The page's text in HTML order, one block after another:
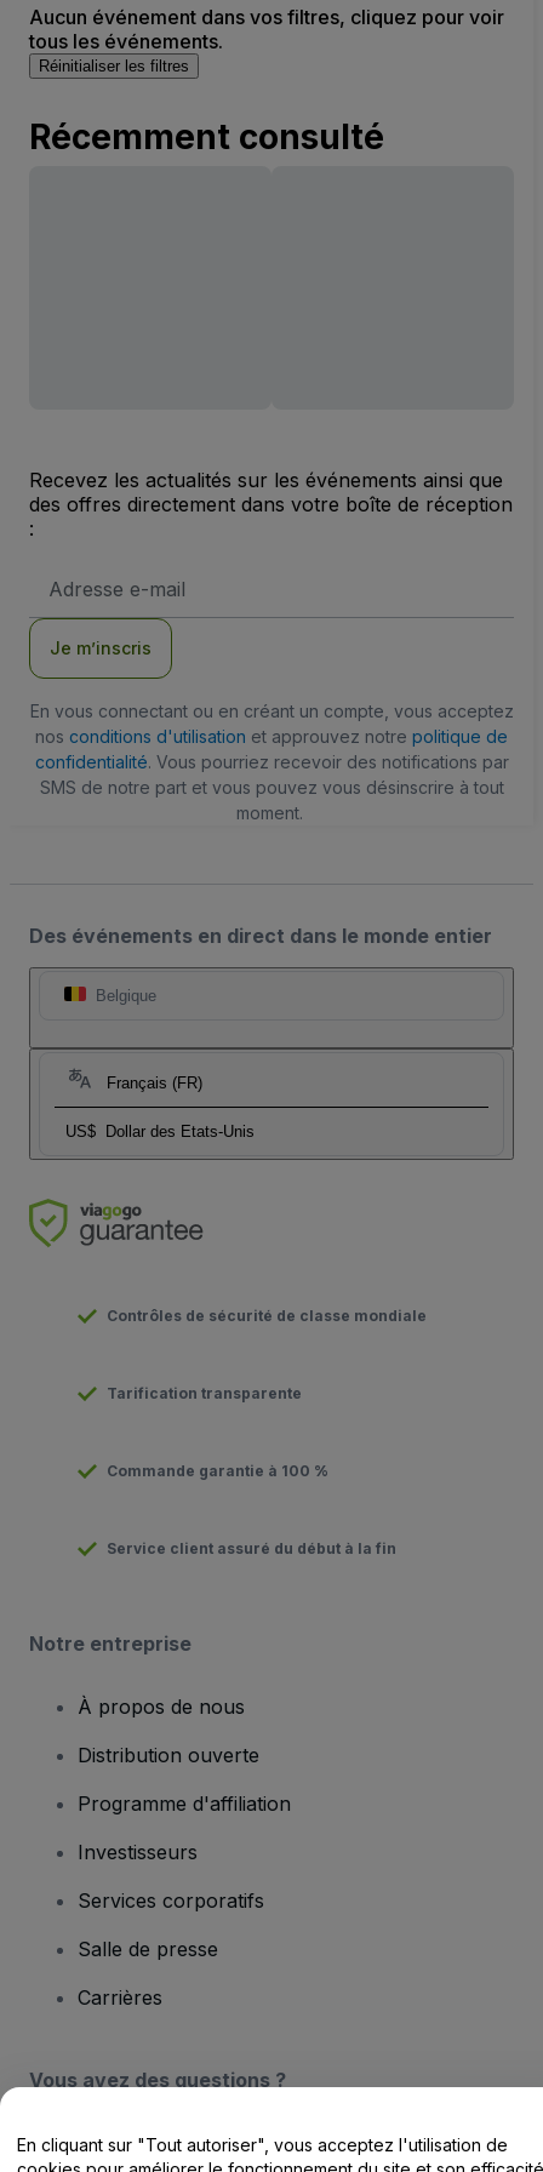
Aucun événement dans vos filtres, cliquez pour voir
tous les événements.
Réinitialiser les filtres
Récemment consulté
Recevez les actualités sur les événements ainsi que
des offres directement dans votre boîte de réception
:
e-
Je m’inscris
En vous connectant ou en créant un compte, vous acceptez
nos conditions d'utilisation et approuvez notre politique de
confidentialité. Vous pourriez recevoir des notifications par
SMS de notre part et vous pouvez vous désinscrire à tout
moment.
Des événements en direct dans le monde entier
Belgique
Français (FR)
US$ Dollar des Etats-Unis
Contrôles de sécurité de classe mondiale
Tarification transparente
Commande garantie à 100 %
Service client assuré du début à la fin
Notre entreprise
À propos de nous
Distribution ouverte
Programme d'affiliation
Investisseurs
Services corporatifs
Salle de presse
Carrières
Vous avez des questions ?
Centre d'assistance / Nous contacter
En cliquant sur "Tout autoriser", vous acceptez l'utilisation de